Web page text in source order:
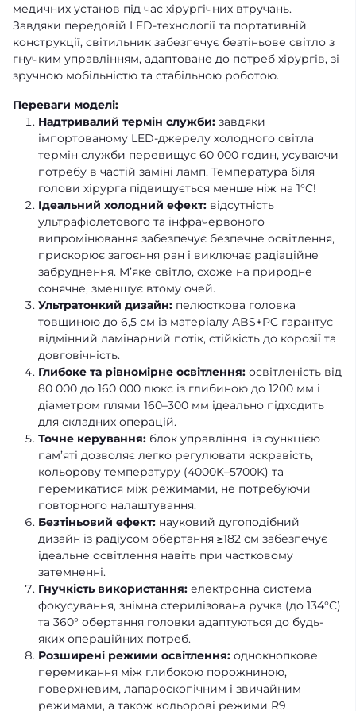
медичних установ під час хірургічних втручань.
Завдяки передовій LED-технології та портативній
конструкції, світильник забезпечує безтіньове світло з
гнучким управлінням, адаптоване до потреб хірургів, зі
зручною мобільністю та стабільною роботою.
Переваги моделі:
Надтривалий термін служби: завдяки
імпортованому LED-джерелу холодного світла
термін служби перевищує 60 000 годин, усуваючи
потребу в частій заміні ламп. Температура біля
голови хірурга підвищується менше ніж на 1°C!
Ідеальний холодний ефект: відсутність
ультрафіолетового та інфрачервоного
випромінювання забезпечує безпечне освітлення,
прискорює загоєння ран і виключає радіаційне
забруднення. М’яке світло, схоже на природне
сонячне, зменшує втому очей.
Ультратонкий дизайн: пелюсткова головка
товщиною до 6,5 см із матеріалу ABS+PC гарантує
відмінний ламінарний потік, стійкість до корозії та
довговічність.
Глибоке та рівномірне освітлення: освітленість від
80 000 до 160 000 люкс із глибиною до 1200 мм і
діаметром плями 160–300 мм ідеально підходить
для складних операцій.
Точне керування: блок управління із функцією
пам’яті дозволяє легко регулювати яскравість,
кольорову температуру (4000K–5700K) та
перемикатися між режимами, не потребуючи
повторного налаштування.
Безтіньовий ефект: науковий дугоподібний
дизайн із радіусом обертання ≥182 см забезпечує
ідеальне освітлення навіть при частковому
затемненні.
Гнучкість використання: електронна система
фокусування, знімна стерилізована ручка (до 134°C)
та 360° обертання головки адаптуються до будь-
яких операційних потреб.
Розширені режими освітлення: однокнопкове
перемикання між глибокою порожниною,
поверхневим, лапароскопічним і звичайним
режимами, а також кольорові режими R9